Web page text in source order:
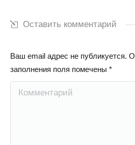
Оставить комментарий
Ваш email адрес не публикуется.
заполнения поля помечены *
Комментарий